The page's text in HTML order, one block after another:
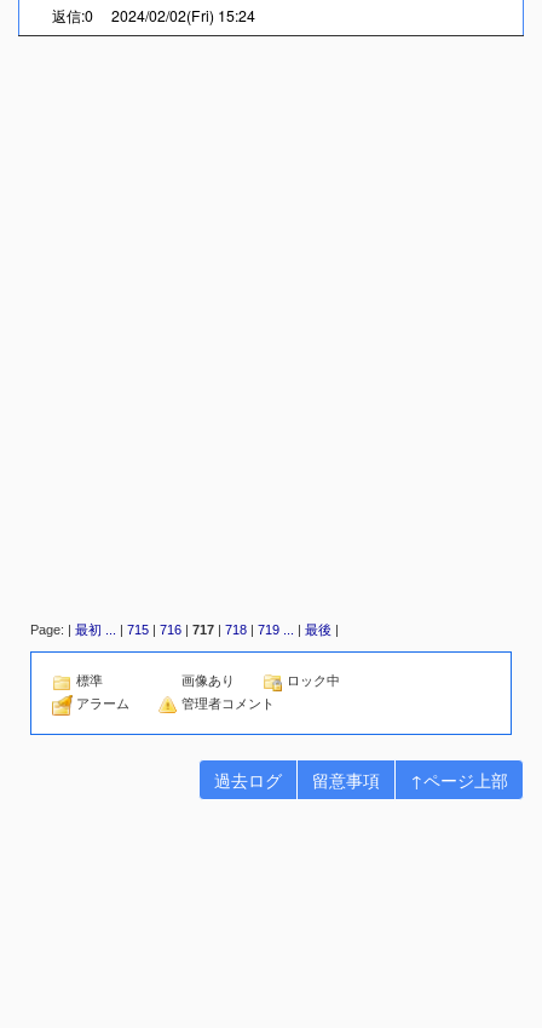
返信:0 2024/02/02(Fri) 15:24
Page: |最初 |715 |716 |717 |718 |719 |最後 |
標準 画像あり
ロック中
アラーム
管理者コメント
過去ログ 留意事項 ↑ページ上部